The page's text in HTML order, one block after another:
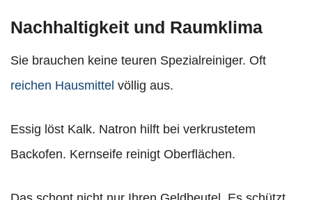
Nachhaltigkeit und Raumklima
Sie brauchen keine teuren Spezialreiniger. Oft
reichen Hausmittel völlig aus.
Essig löst Kalk. Natron hilft bei verkrustetem
Backofen. Kernseife reinigt Oberflächen.